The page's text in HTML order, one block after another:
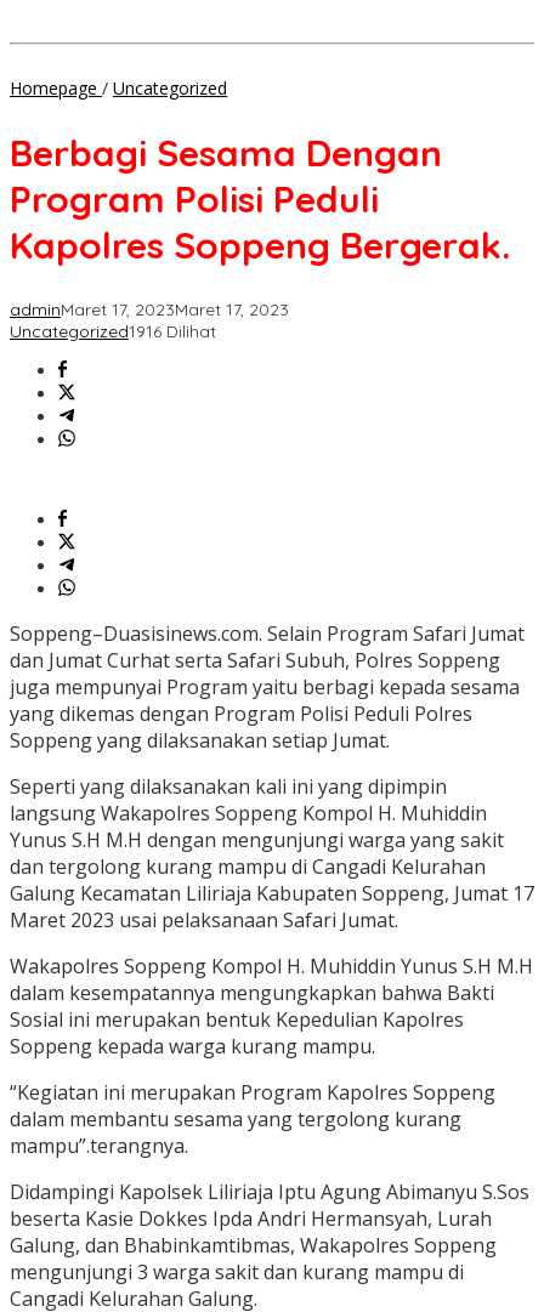
Homepage / Uncategorized
Program
Peduli
Soppeng
Bergerak.
Berbagi Sesama Dengan
Program Polisi Peduli
Kapolres Soppeng Bergerak.
adminMaret 17, 2023Maret 17, 2023
Uncategorized1916 Dilihat
Soppeng–Duasisinews.com. Selain Program Safari Jumat
dan Jumat Curhat serta Safari Subuh, Polres Soppeng
juga mempunyai Program yaitu berbagi kepada sesama
yang dikemas dengan Program Polisi Peduli Polres
Soppeng yang dilaksanakan setiap Jumat.
Seperti yang dilaksanakan kali ini yang dipimpin
langsung Wakapolres Soppeng Kompol H. Muhiddin
Yunus S.H M.H dengan mengunjungi warga yang sakit
dan tergolong kurang mampu di Cangadi Kelurahan
Galung Kecamatan Liliriaja Kabupaten Soppeng, Jumat 17
Maret 2023 usai pelaksanaan Safari Jumat.
Wakapolres Soppeng Kompol H. Muhiddin Yunus S.H M.H
dalam kesempatannya mengungkapkan bahwa Bakti
Sosial ini merupakan bentuk Kepedulian Kapolres
Soppeng kepada warga kurang mampu.
“Kegiatan ini merupakan Program Kapolres Soppeng
dalam membantu sesama yang tergolong kurang
mampu”.terangnya.
Didampingi Kapolsek Liliriaja Iptu Agung Abimanyu S.Sos
beserta Kasie Dokkes Ipda Andri Hermansyah, Lurah
Galung, dan Bhabinkamtibmas, Wakapolres Soppeng
mengunjungi 3 warga sakit dan kurang mampu di
Cangadi Kelurahan Galung.